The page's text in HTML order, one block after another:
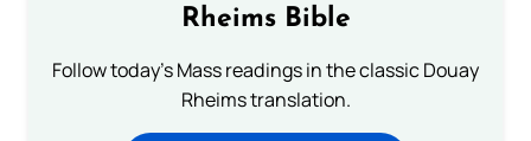
Rheims Bible
Follow today's Mass readings in the classic Douay
Rheims translation.